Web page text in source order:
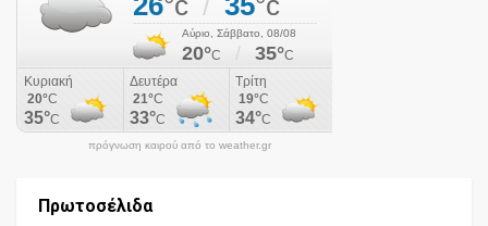
πρόγνωση καιρού από το weather.gr
Πρωτοσέλιδα